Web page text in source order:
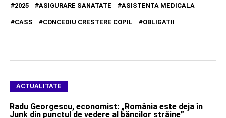
2025
ASIGURARE SANATATE ASISTENTA MEDICALA
CASS CONCEDIU CRESTERE COPIL OBLIGATII
ACTUALITATE
Radu Georgescu, economist: „România este deja în
Junk din punctul de vedere al băncilor străine”